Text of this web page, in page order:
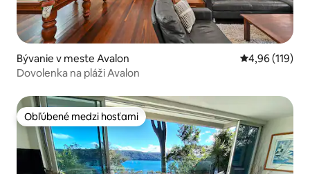
Bývanie v meste Avalon Priemerné
4,96 (119)
Dovolenka na pláži Avalon
Obľúbené medzi hosťami
Obľúbené medzi hosťami